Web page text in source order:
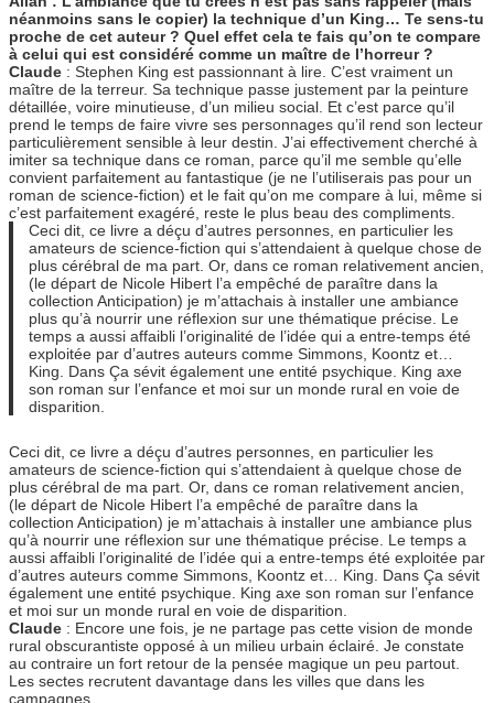
néanmoins sans le copier) la technique d’un King… Te sens-tu
proche de cet auteur ? Quel effet cela te fais qu’on te compare
à celui qui est considéré comme un maître de l’horreur ?
Claude : Stephen King est passionnant à lire. C’est vraiment un
maître de la terreur. Sa technique passe justement par la peinture
détaillée, voire minutieuse, d’un milieu social. Et c’est parce qu’il
prend le temps de faire vivre ses personnages qu’il rend son lecteur
particulièrement sensible à leur destin. J’ai effectivement cherché à
imiter sa technique dans ce roman, parce qu’il me semble qu’elle
convient parfaitement au fantastique (je ne l’utiliserais pas pour un
roman de science-fiction) et le fait qu’on me compare à lui, même si
c’est parfaitement exagéré, reste le plus beau des compliments.
Ceci dit, ce livre a déçu d’autres personnes, en particulier les
amateurs de science-fiction qui s’attendaient à quelque chose de
plus cérébral de ma part. Or, dans ce roman relativement ancien,
(le départ de Nicole Hibert l’a empêché de paraître dans la
collection Anticipation) je m’attachais à installer une ambiance
plus qu’à nourrir une réflexion sur une thématique précise. Le
temps a aussi affaibli l’originalité de l’idée qui a entre-temps été
exploitée par d’autres auteurs comme Simmons, Koontz et…
King. Dans Ça sévit également une entité psychique. King axe
son roman sur l’enfance et moi sur un monde rural en voie de
disparition.
Ceci dit, ce livre a déçu d’autres personnes, en particulier les
amateurs de science-fiction qui s’attendaient à quelque chose de
plus cérébral de ma part. Or, dans ce roman relativement ancien,
(le départ de Nicole Hibert l’a empêché de paraître dans la
collection Anticipation) je m’attachais à installer une ambiance plus
qu’à nourrir une réflexion sur une thématique précise. Le temps a
aussi affaibli l’originalité de l’idée qui a entre-temps été exploitée par
d’autres auteurs comme Simmons, Koontz et… King. Dans Ça sévit
également une entité psychique. King axe son roman sur l’enfance
et moi sur un monde rural en voie de disparition.
Claude : Encore une fois, je ne partage pas cette vision de monde
rural obscurantiste opposé à un milieu urbain éclairé. Je constate
au contraire un fort retour de la pensée magique un peu partout.
Les sectes recrutent davantage dans les villes que dans les
campagnes.